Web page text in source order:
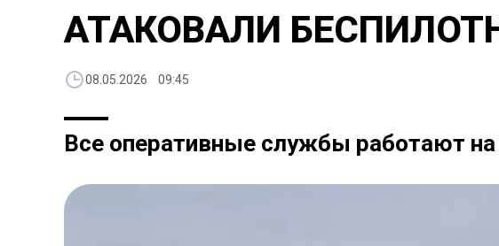
АТАКОВАЛИ
08.05.2026 09:45
Все оперативные службы работают